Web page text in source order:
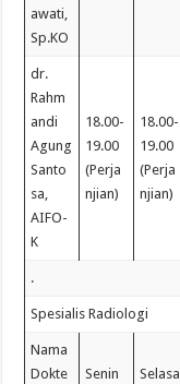
awati,
Sp.KO
dr.
Rahm
andi
Agung
Santo
sa,
AIFO-
K
18.00-
19.00
(Perja
njian)
18.00-
19.00
(Perja
njian)
.
Spesialis Radiologi
Nama
Dokte
Senin Selasa